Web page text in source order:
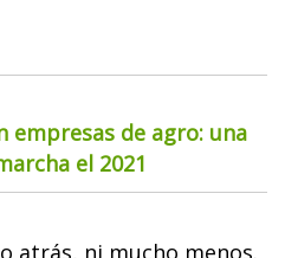
empresas de agro: una
el 2021
atrás, ni mucho menos.